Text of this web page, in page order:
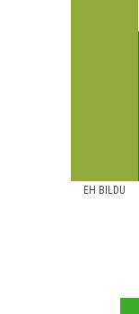
EH BILDU